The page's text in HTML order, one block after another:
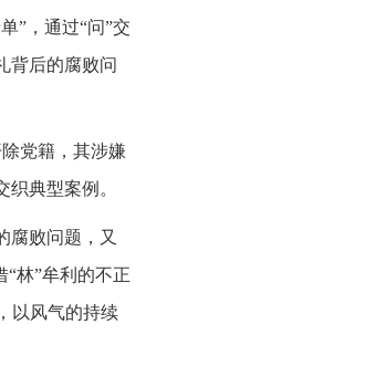
”，通过“问”交
背后的腐败问
党籍，其涉嫌
典型案例。
腐败问题，又
林”牟利的不正
以风气的持续